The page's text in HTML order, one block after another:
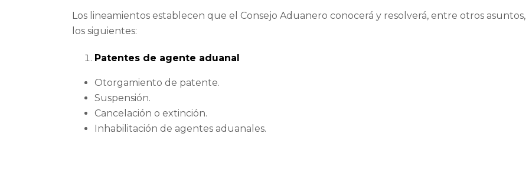
Los lineamientos establecen que el Consejo Aduanero conocerá y resolverá, entre otros asuntos,
los siguientes:
Patentes de agente aduanal
Otorgamiento de patente.
Suspensión.
Cancelación o extinción.
Inhabilitación de agentes aduanales.